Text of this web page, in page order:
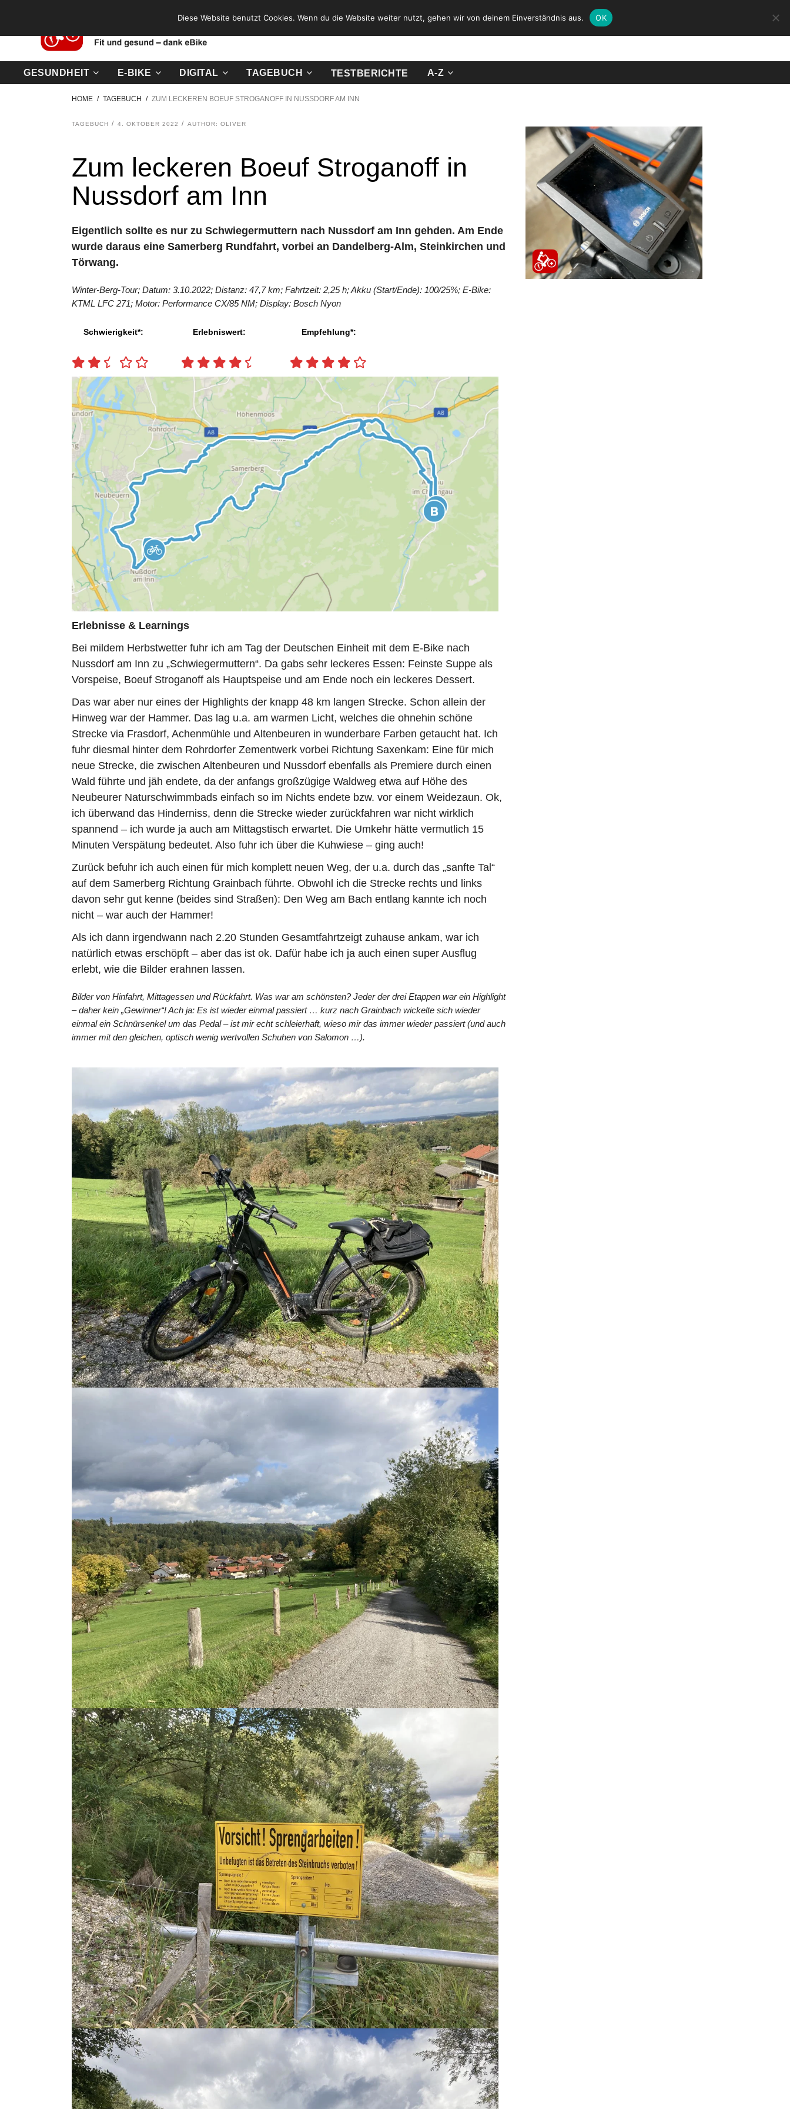
GESUNDHEIT E-BIKE DIGITAL TAGEBUCH TESTBERICHTE A-Z
HOME TAGEBUCH ZUM LECKEREN BOEUF STROGANOFF IN NUSSDORF AM INN
TAGEBUCH 4. OKTOBER 2022 AUTHOR: OLIVER
Zum leckeren Boeuf Stroganoff in
Nussdorf am Inn
Eigentlich sollte es nur zu Schwiegermuttern nach Nussdorf am Inn gehden. Am Ende
wurde daraus eine Samerberg Rundfahrt, vorbei an Dandelberg-Alm, Steinkirchen und
Törwang.
Winter-Berg-Tour; Datum: 3.10.2022; Distanz: 47,7 km; Fahrtzeit: 2,25 h; Akku (Start/Ende): 100/25%; E-Bike:
KTML LFC 271; Motor: Performance CX/85 NM; Display: Bosch Nyon
Schwierigkeit*: Erlebniswert: Empfehlung*:
Erlebnisse & Learnings
Bei mildem Herbstwetter fuhr ich am Tag der Deutschen Einheit mit dem E-Bike nach
Nussdorf am Inn zu „Schwiegermuttern“. Da gabs sehr leckeres Essen: Feinste Suppe als
Vorspeise, Boeuf Stroganoff als Hauptspeise und am Ende noch ein leckeres Dessert.
Das war aber nur eines der Highlights der knapp 48 km langen Strecke. Schon allein der
Hinweg war der Hammer. Das lag u.a. am warmen Licht, welches die ohnehin schöne
Strecke via Frasdorf, Achenmühle und Altenbeuren in wunderbare Farben getaucht hat. Ich
fuhr diesmal hinter dem Rohrdorfer Zementwerk vorbei Richtung Saxenkam: Eine für mich
neue Strecke, die zwischen Altenbeuren und Nussdorf ebenfalls als Premiere durch einen
Wald führte und jäh endete, da der anfangs großzügige Waldweg etwa auf Höhe des
Neubeurer Naturschwimmbads einfach so im Nichts endete bzw. vor einem Weidezaun. Ok,
ich überwand das Hinderniss, denn die Strecke wieder zurückfahren war nicht wirklich
spannend – ich wurde ja auch am Mittagstisch erwartet. Die Umkehr hätte vermutlich 15
Minuten Verspätung bedeutet. Also fuhr ich über die Kuhwiese – ging auch!
Zurück befuhr ich auch einen für mich komplett neuen Weg, der u.a. durch das „sanfte Tal“
auf dem Samerberg Richtung Grainbach führte. Obwohl ich die Strecke rechts und links
davon sehr gut kenne (beides sind Straßen): Den Weg am Bach entlang kannte ich noch
nicht – war auch der Hammer!
Als ich dann irgendwann nach 2.20 Stunden Gesamtfahrtzeigt zuhause ankam, war ich
natürlich etwas erschöpft – aber das ist ok. Dafür habe ich ja auch einen super Ausflug
erlebt, wie die Bilder erahnen lassen.
Bilder von Hinfahrt, Mittagessen und Rückfahrt. Was war am schönsten? Jeder der drei Etappen war ein Highlight
– daher kein „Gewinner“! Ach ja: Es ist wieder einmal passiert … kurz nach Grainbach wickelte sich wieder
einmal ein Schnürsenkel um das Pedal – ist mir echt schleierhaft, wieso mir das immer wieder passiert (und auch
immer mit den gleichen, optisch wenig wertvollen Schuhen von Salomon …).
Diese Website benutzt Cookies. Wenn du die Website weiter nutzt, gehen wir von deinem Einverständnis aus. OK